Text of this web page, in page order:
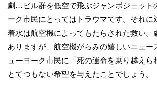
劇…ビル群を低空で飛ぶジャンボジェット
ーク市民にとってはトラウマです。それに
着水は航空機によってもたらされた救い。
ありますが、航空機がらみの嬉しいニュー
ューヨーク市民に「死の運命を乗り越えら
とてつもない希望を与えたことでしょう。